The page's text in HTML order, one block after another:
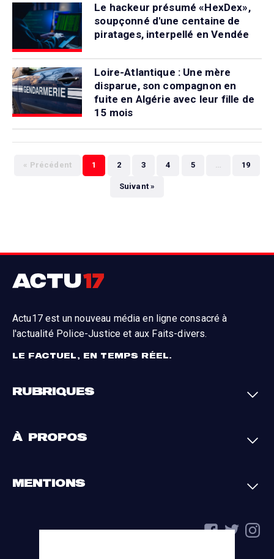
Le hackeur présumé «HexDex»,
soupçonné d'une centaine de
piratages, interpellé en Vendée
Loire-Atlantique : Une mère
disparue, son compagnon en
fuite en Algérie avec leur fille de
15 mois
« Précédent 1 2 3 4 5 … 19
Suivant »
Actu17 est un nouveau média en ligne consacré à
l'actualité Police-Justice et aux Faits-divers.
LE FACTUEL, EN TEMPS RÉEL.
RUBRIQUES
Justice
Par région
À PROPOS
L'appli Actu17
MENTIONS